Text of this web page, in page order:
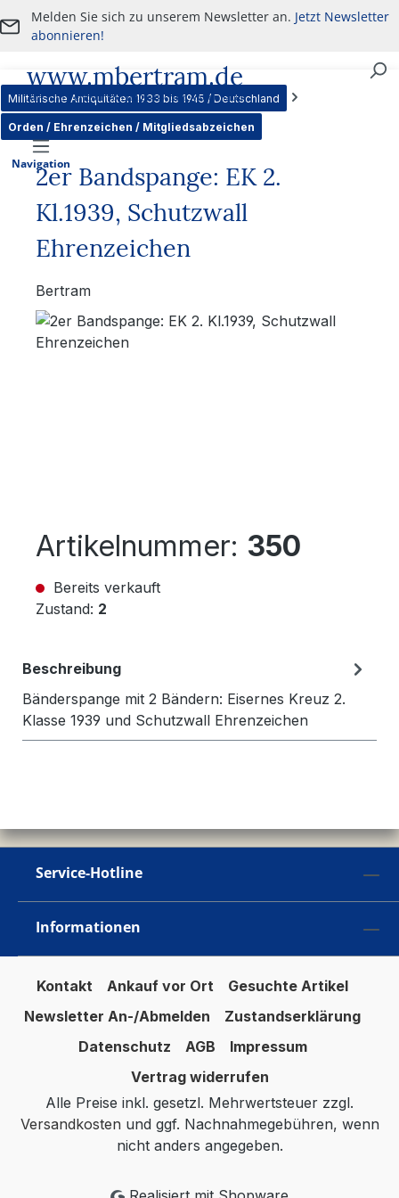
Zum Hauptinhalt springen
Melden Sie sich zu unserem Newsletter an. Jetzt Newsletter
abonnieren!
www.mbertram.de
An- und Verkauf von militärischen Antiquitäten
Navigation
Militärische Antiquitäten 1933 bis 1945 / Deutschland
Orden / Ehrenzeichen / Mitgliedsabzeichen
2er Bandspange: EK 2.
Kl.1939, Schutzwall
Ehrenzeichen
Bertram
Bildergalerie überspringen
Artikelnummer: 350
Bereits verkauft
Zustand: 2
Beschreibung
Bänderspange mit 2 Bändern: Eisernes Kreuz 2.
Klasse 1939 und Schutzwall Ehrenzeichen
Service-Hotline
Informationen
Kontakt Ankauf vor Ort
Gesuchte Artikel
Newsletter An-/Abmelden
Zustandserklärung
Datenschutz
AGB
Impressum
Vertrag widerrufen
Alle Preise inkl. gesetzl. Mehrwertsteuer zzgl.
Versandkosten und ggf. Nachnahmegebühren, wenn
nicht anders angegeben.